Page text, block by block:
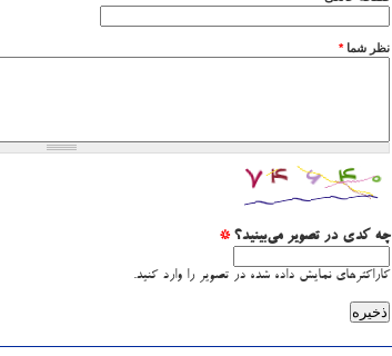
نظر شما*
چه کدی در تصویر می‌بینید؟*
کاراکترهای نمایش داده شده در تصویر را وارد کنید.